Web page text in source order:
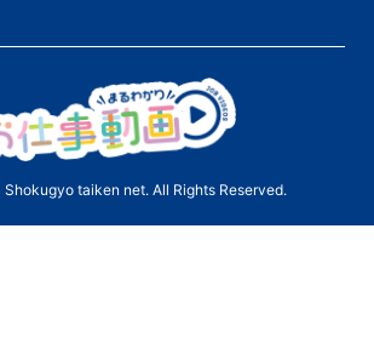
taiken net. All Rights Reserved.